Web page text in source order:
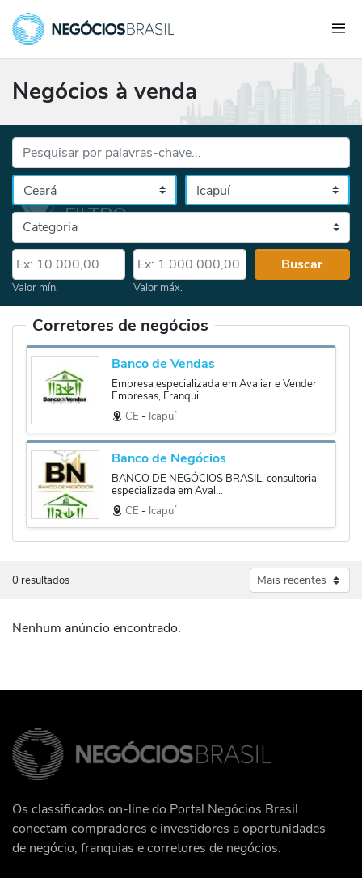
Negócios à venda
Palavras-chave...
Cidade
Selecione o estado, depois a cidade
Categoria
Valor mín.
Valor mín.
Valor máx.
Valor máx.
Buscar
Corretores de negócios
Banco de Vendas
Empresa especializada em Avaliar e Vender
Empresas, Franqui...
CE ‐ Icapuí
Banco de Negócios
BANCO DE NEGÓCIOS BRASIL, consultoria
especializada em Aval...
CE ‐ Icapuí
0 resultados
Nenhum anúncio encontrado.
Os classificados on-line do Portal Negócios Brasil
conectam compradores e investidores a oportunidades
de negócio, franquias e corretores de negócios.